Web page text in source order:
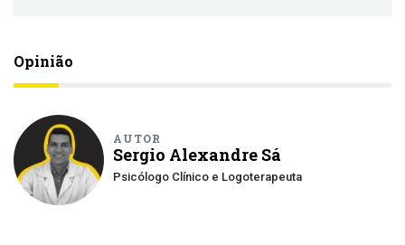
Opinião
AUTOR
Sergio Alexandre Sá
Psicólogo Clínico e Logoterapeuta